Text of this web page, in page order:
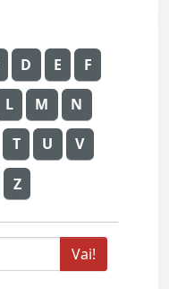
D E F
L M N
T U V
Z